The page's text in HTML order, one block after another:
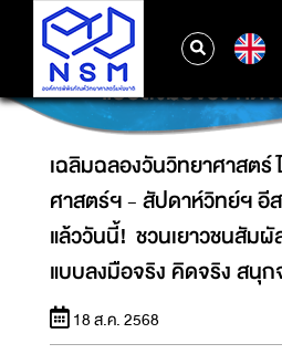
เฉลิมฉลองวันวิทยาศาสต
ศาสตร์ฯ - สัปดาห์วิทย์ฯ อี
แล้ววันนี้! ชวนเยาวชนสัม
แบบลงมือจริง คิด
เฉลิมฉลองวันวิทยาศาสต
ศาสตร์ฯ - สัปดาห์วิทย์ฯ อี
แล้ววันนี้! ชวนเยาวชนสัมผั
แบบลงมือจริง คิดจริง สนุก
18 ส.ค. 2568